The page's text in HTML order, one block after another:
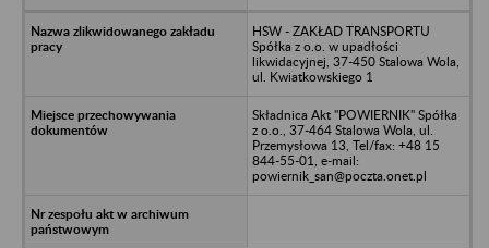
HSW - ZAKŁAD TRANSPORTU
Spółka z o.o. w upadłości
likwidacyjnej, 37-450 Stalowa Wola,
ul. Kwiatkowskiego 1
Składnica Akt "POWIERNIK" Spółka
z o.o., 37-464 Stalowa Wola, ul.
Przemysłowa 13, Tel/fax: +48 15
844-55-01, e-mail:
powiernik_san@poczta.onet.pl